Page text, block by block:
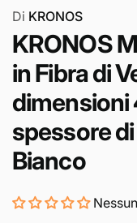
Di KRONOS
KRONOS
in Fibra di
dimensioni
spessore
Bianco